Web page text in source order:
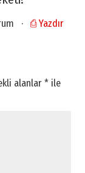
· ⎙ Yazdır
alanlar* ile